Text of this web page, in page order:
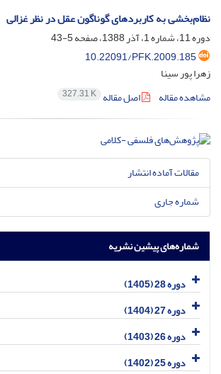
نظام‌بخشی به کاربردهای گوناگون عقل در نظر غزالی
دوره 11، شماره 1، آذر 1388، صفحه
5-43
10.22091/PFK.2009.185
زهرا پور سینا
مشاهده مقاله
اصل مقاله 327.31 K
مقالات آماده انتشار
شماره جاری
شماره‌های پیشین نشریه
دوره 28 (1405)
دوره 27 (1404)
دوره 26 (1403)
دوره 25 (1402)